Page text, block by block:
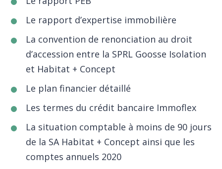
Le rapport d’expertise immobilière
La convention de renonciation au droit
d’accession entre la SPRL Goosse Isolation
et Habitat + Concept
Le plan financier détaillé
Les termes du crédit bancaire Immoflex
La situation comptable à moins de 90 jours
de la SA Habitat + Concept ainsi que les
comptes annuels 2020